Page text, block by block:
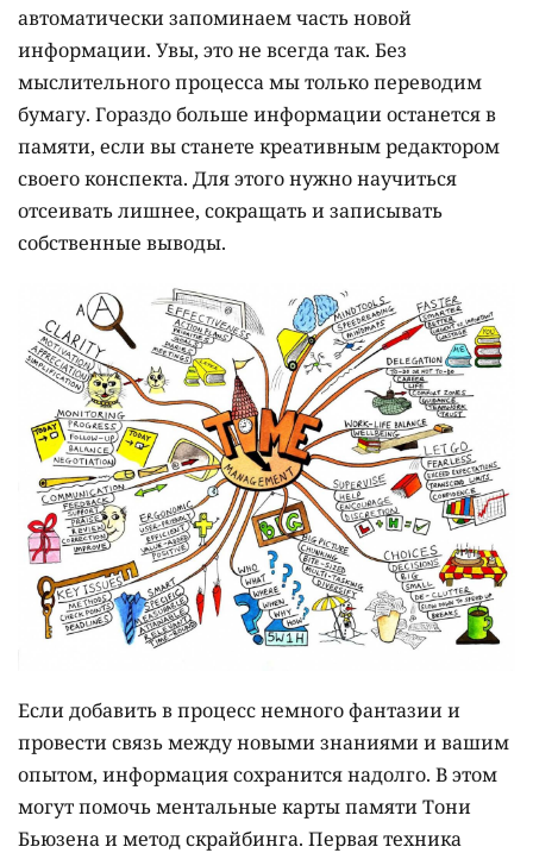
автоматически запоминаем часть новой
информации. Увы, это не всегда так. Без
мыслительного процесса мы только переводим
бумагу. Гораздо больше информации останется в
памяти, если вы станете креативным редактором
своего конспекта. Для этого нужно научиться
отсеивать лишнее, сокращать и записывать
собственные выводы.
Если добавить в процесс немного фантазии и
провести связь между новыми знаниями и вашим
опытом, информация сохранится надолго. В этом
могут помочь ментальные карты памяти Тони
Бьюзена и метод скрайбинга. Первая техника